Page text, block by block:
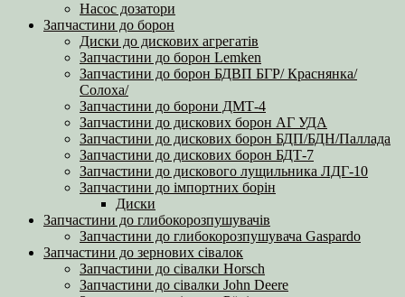
Насос дозатори
Запчастини до борон
Диски до дискових агрегатів
Запчастини до борон Lemken
Запчастини до борон БДВП БГР/ Краснянка/
Солоха/
Запчастини до борони ДМТ-4
Запчастини до дискових борон АГ УДА
Запчастини до дискових борон БДП/БДН/Паллада
Запчастини до дискових борон БДТ-7
Запчастини до дискового лущильника ЛДГ-10
Запчастини до імпортних борін
Диски
Запчастини до глибокорозпушувачів
Запчастини до глибокорозпушувача Gaspardo
Запчастини до зернових сівалок
Запчастини до сівалки Horsch
Запчастини до сівалки John Deere